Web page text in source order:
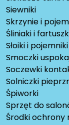
Siewniki
Skrzynie i
Śliniaki i
Słoiki i
Smoczki
Soczewki
Solniczki
Śpiworki
Sprzęt do
Środki ochrony